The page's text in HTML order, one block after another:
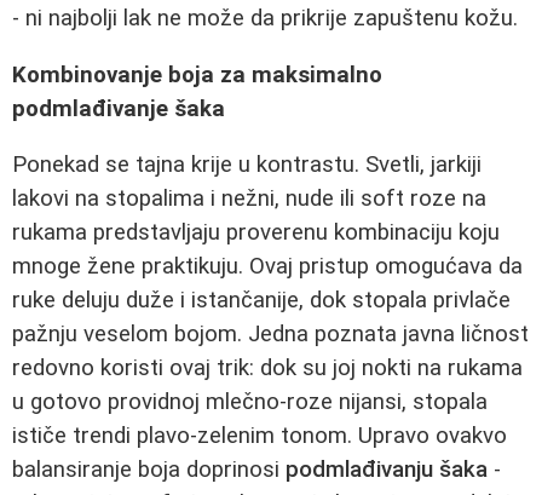
- ni najbolji lak ne može da prikrije zapuštenu kožu.
Kombinovanje boja za maksimalno
podmlađivanje šaka
Ponekad se tajna krije u kontrastu. Svetli, jarkiji
lakovi na stopalima i nežni, nude ili soft roze na
rukama predstavljaju proverenu kombinaciju koju
mnoge žene praktikuju. Ovaj pristup omogućava da
ruke deluju duže i istančanije, dok stopala privlače
pažnju veselom bojom. Jedna poznata javna ličnost
redovno koristi ovaj trik: dok su joj nokti na rukama
u gotovo providnoj mlečno-roze nijansi, stopala
ističe trendi plavo-zelenim tonom. Upravo ovakvo
balansiranje boja doprinosi podmlađivanju šaka -